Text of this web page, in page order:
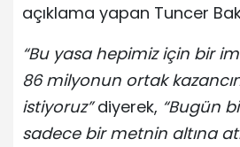
açıklama yapan Tuncer
“Bu yasa hepimiz için bir
86 milyonun ortak
istiyoruz”diyerek, “Bugün
sadece bir metnin altına